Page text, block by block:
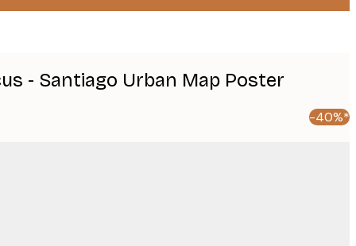
- Santiago Urban Map Poster
-40%*